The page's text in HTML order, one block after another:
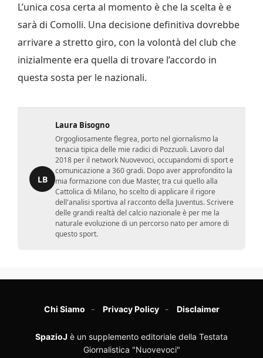
L’unica cosa certa al momento è che la scelta è e
sarà di Comolli. Una decisione definitiva dovrebbe
arrivare a stretto giro, con la volontà del club che
inizialmente era quella di trovare l’accordo in
questa sosta per le nazionali.
LB
Laura Bisogno
Orgogliosamente flegrea, porto nel giornalismo la
tenacia tipica delle mie radici di Pozzuoli. Lavoro dal
2018 per il network Nuovevoci, occupandomi di sport e
comunicazione a 360 gradi. Dopo aver approfondito la
mia formazione con due Master, tra cui quello alla
Cattolica di Milano, ho scelto di applicare il rigore
dell'analisi sportiva al racconto della Juventus. Scrivere
delle grandi realtà del calcio nazionale è per me la
naturale evoluzione di un percorso nato per amore di
questo sport.
Chi Siamo Privacy Policy Disclaimer
SpazioJ è un supplemento editoriale della Testata
Giornalistica "Nuovevoci"